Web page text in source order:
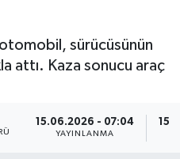
sürücüsünün
attı. Kaza sonucu araç
15.06.2026 - 07:04
YAYINLANMA